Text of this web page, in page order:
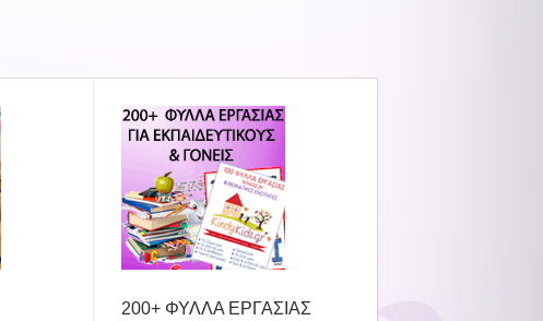
200+ ΦΥΛΛΑ ΕΡΓΑΣΙΑΣ